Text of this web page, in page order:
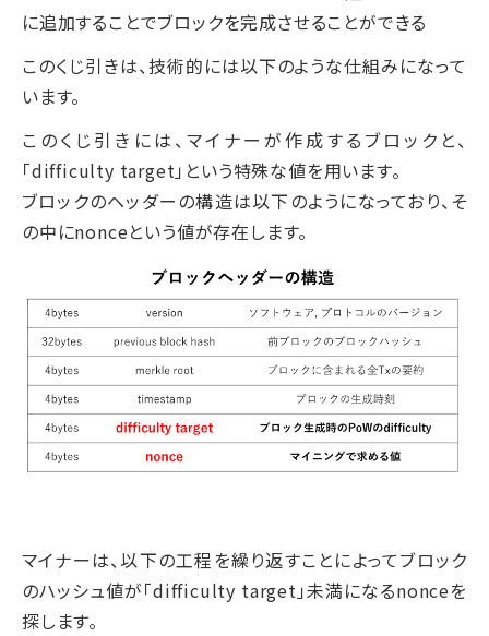
に追加することでブロックを完成させることができる
このくじ引きは、技術的には以下のような仕組みになって
います。
このくじ引きには、マイナーが作成するブロックと、
「difficulty target」という特殊な値を用います。
ブロックのヘッダーの構造は以下のようになっており、そ
の中にnonceという値が存在します。
マイナーは、以下の工程を繰り返すことによってブロック
のハッシュ値が「difficulty target」未満になるnonceを
探します。